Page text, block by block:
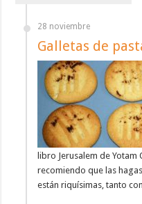
28 noviembre
Galletas de
libro Jerusalem de Yotam
recomiendo que las
están riquísimas, tanto